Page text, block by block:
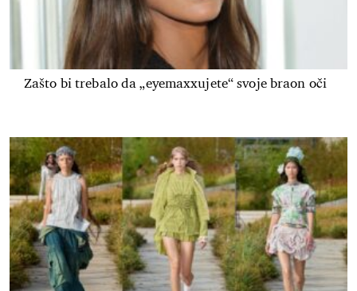
Zašto bi trebalo da „eyemaxxujete“ svoje braon oči